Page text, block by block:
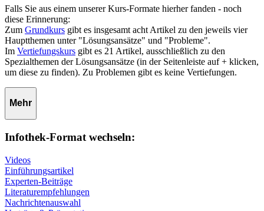
Falls Sie aus einem unserer Kurs-Formate hierher fanden - noch
diese Erinnerung:
Zum Grundkurs gibt es insgesamt acht Artikel zu den jeweils vier
Hauptthemen unter "Lösungsansätze" und "Probleme".
Im Vertiefungskurs gibt es 21 Artikel, ausschließlich zu den
Spezialthemen der Lösungsansätze (in der Seitenleiste auf + klicken,
um diese zu finden). Zu Problemen gibt es keine Vertiefungen.
Mehr
Infothek-Format wechseln:
Videos
Einführungsartikel
Experten-Beiträge
Literaturempfehlungen
Nachrichtenauswahl